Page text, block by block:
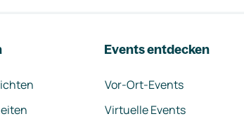
Events entdecken
Vor-Ort-Events
Virtuelle Events